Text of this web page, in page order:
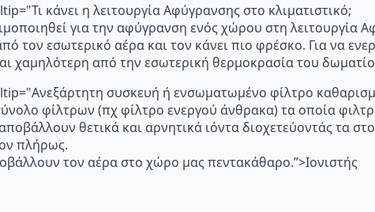
κάνει η λειτουργία Αφύγρανσης στο κλιματιστικό;
για την αφύγρανση ενός χώρου στη λειτουργία
τον εσωτερικό αέρα και τον κάνει πιο φρέσκο. Για να
χαμηλότερη από την εσωτερική θερμοκρασία του
συσκευή ή ενσωματωμένο φίλτρο
φίλτρων (πχ φίλτρο ενεργού άνθρακα) τα οποία
θετικά και αρνητικά ιόντα διοχετεύοντάς τα
πλήρως.
τον αέρα στο χώρο μας πεντακάθαρο.”>Ιονιστής